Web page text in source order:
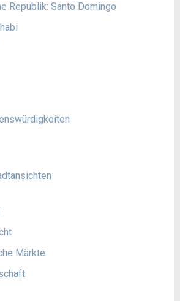
Republik: Santo Domingo
Märkte